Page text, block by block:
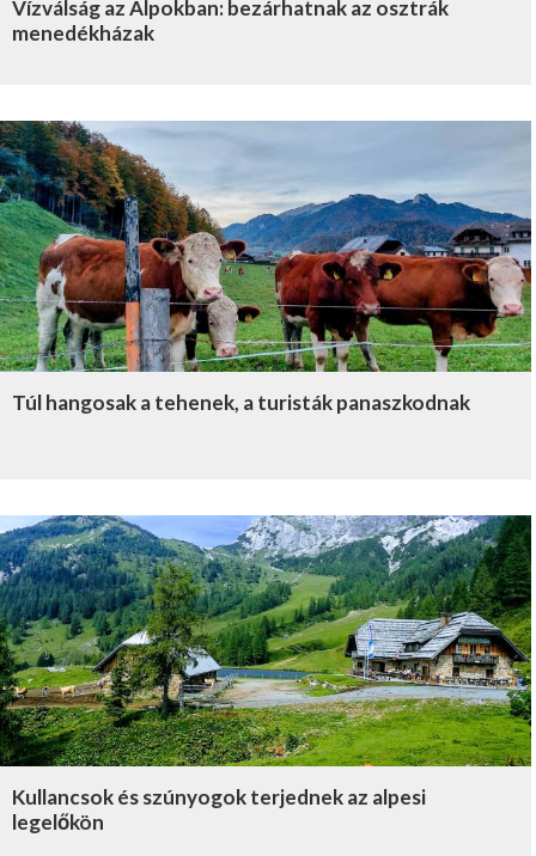
Vízválság az Alpokban: bezárhatnak az osztrák
menedékházak
Túl hangosak a tehenek, a turisták panaszkodnak
Kullancsok és szúnyogok terjednek az alpesi
legelőkön